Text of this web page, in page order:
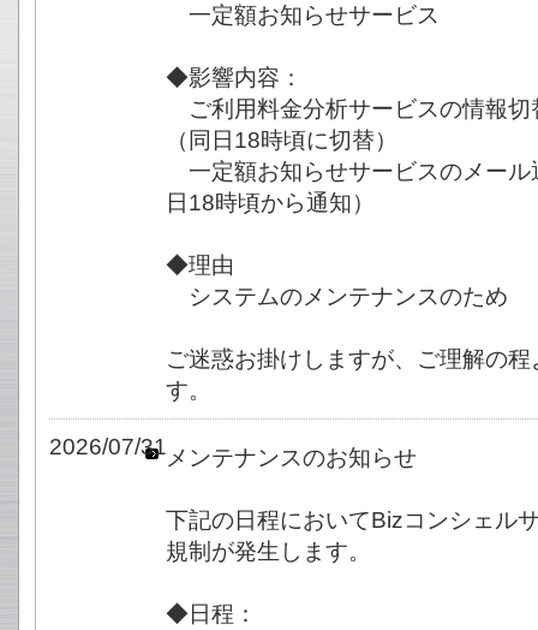
一定額お知らせサービス
◆影響内容：
ご利用料金分析サービスの情
（同日18時頃に切替）
一定額お知らせサービスのメ
日18時頃から通知）
◆理由
システムのメンテナンスのため
ご迷惑お掛けしますが、ご理解の
す。
2026/07/31メンテナンスのお知らせ
下記の日程においてBizコンシェル
規制が発生します。
◆日程：